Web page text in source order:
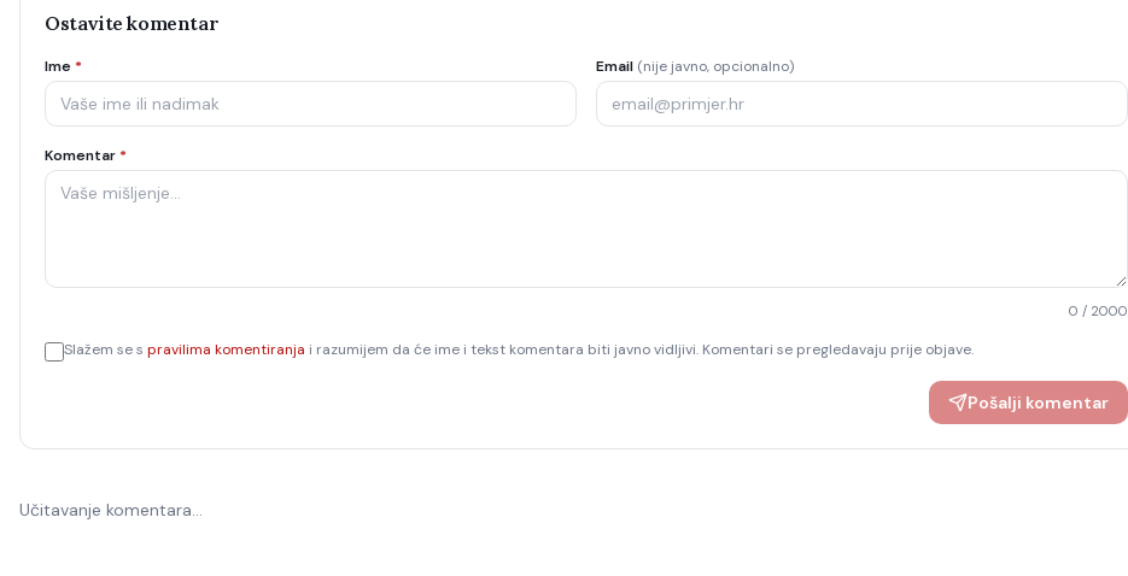
Ostavite komentar
Ime * Email (nije javno, opcionalno)
Komentar *
0 / 2000
Slažem se s pravilima komentiranja i razumijem da će ime i tekst komentara biti javno vidljivi. Komentari se pregledavaju prije objave.
Pošalji komentar
Učitavanje komentara…